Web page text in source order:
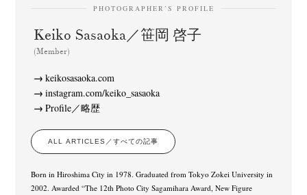
PHOTOGRAPHER’S PROFILE
Keiko Sasaoka／笹岡 啓子
(Member)
keikosasaoka.com
instagram.com/keiko_sasaoka
Profile／略歴
ALL ARTICLES／すべての記事
Born in Hiroshima City in 1978. Graduated from Tokyo Zokei University in
2002. Awarded “The 12th Photo City Sagamihara Award, New Figure